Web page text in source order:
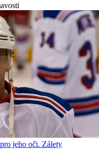
jeho oči. Zálety